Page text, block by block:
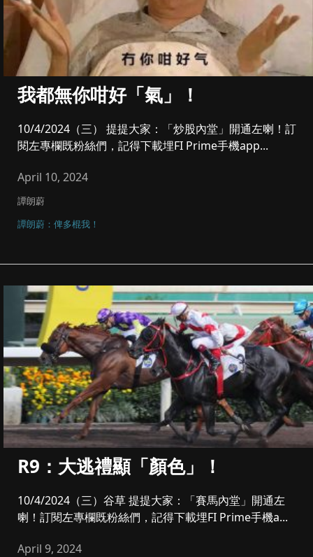
我都無你咁好「氣」！
10/4/2024（三） 提提大家：「炒股內堂」開通左喇！訂
閱左專欄既粉絲們，記得下載埋FI Prime手機app...
April 10, 2024
譚朗蔚
譚朗蔚：俾多棍我！
R9：大逃禮顯「顏色」！
10/4/2024（三）谷草 提提大家：「賽馬內堂」開通左
喇！訂閱左專欄既粉絲們，記得下載埋FI Prime手機a...
April 9, 2024